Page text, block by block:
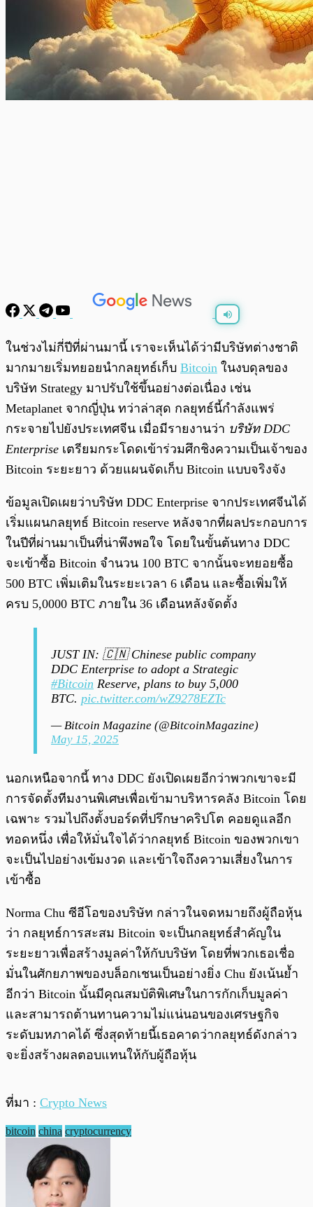
พร้อมเล่น 0:00 /
ในช่วงไม่กี่ปีที่ผ่านมานี้ เราจะเห็นได้ว่ามีบริษัทต่างชาติ
มากมายเริ่มทยอยนำกลยุทธ์เก็บ Bitcoin ในงบดุลของ
บริษัท Strategy มาปรับใช้ขึ้นอย่างต่อเนื่อง เช่น
Metaplanet จากญี่ปุ่น ทว่าล่าสุด กลยุทธ์นี้กำลังแพร่
กระจายไปยังประเทศจีน เมื่อมีรายงานว่า บริษัท DDC
Enterprise เตรียมกระโดดเข้าร่วมศึกชิงความเป็นเจ้าของ
Bitcoin ระยะยาว ด้วยแผนจัดเก็บ Bitcoin แบบจริงจัง
ข้อมูลเปิดเผยว่าบริษัท DDC Enterprise จากประเทศจีนได้
เริ่มแผนกลยุทธ์ Bitcoin reserve หลังจากที่ผลประกอบการ
ในปีที่ผ่านมาเป็นที่น่าพึงพอใจ โดยในขั้นต้นทาง DDC
จะเข้าซื้อ Bitcoin จำนวน 100 BTC จากนั้นจะทยอยซื้อ
500 BTC เพิ่มเติมในระยะเวลา 6 เดือน และซื้อเพิ่มให้
ครบ 5,0000 BTC ภายใน 36 เดือนหลังจัดตั้ง
JUST IN: 🇨🇳 Chinese public company
DDC Enterprise to adopt a Strategic
#Bitcoin Reserve, plans to buy 5,000
BTC. pic.twitter.com/wZ9278EZTc
— Bitcoin Magazine (@BitcoinMagazine)
May 15, 2025
นอกเหนือจากนี้ ทาง DDC ยังเปิดเผยอีกว่าพวกเขาจะมี
การจัดตั้งทีมงานพิเศษเพื่อเข้ามาบริหารคลัง Bitcoin โดย
เฉพาะ รวมไปถึงตั้งบอร์ดที่ปรึกษาคริปโต คอยดูแลอีก
ทอดหนึ่ง เพื่อให้มั่นใจได้ว่ากลยุทธ์ Bitcoin ของพวกเขา
จะเป็นไปอย่างเข้มงวด และเข้าใจถึงความเสี่ยงในการ
เข้าซื้อ
Norma Chu ซีอีโอของบริษัท กล่าวในจดหมายถึงผู้ถือหุ้น
ว่า กลยุทธ์การสะสม Bitcoin จะเป็นกลยุทธ์สำคัญใน
ระยะยาวเพื่อสร้างมูลค่าให้กับบริษัท โดยที่พวกเธอเชื่อ
มั่นในศักยภาพของบล็อกเชนเป็นอย่างยิ่ง Chu ยังเน้นย้ำ
อีกว่า Bitcoin นั้นมีคุณสมบัติพิเศษในการกักเก็บมูลค่า
และสามารถต้านทานความไม่แน่นอนของเศรษฐกิจ
ระดับมหภาคได้ ซึ่งสุดท้ายนี้เธอคาดว่ากลยุทธ์ดังกล่าว
จะยิ่งสร้างผลตอบแทนให้กับผู้ถือหุ้น
ที่มา : Crypto News
bitcoin china cryptocurrency